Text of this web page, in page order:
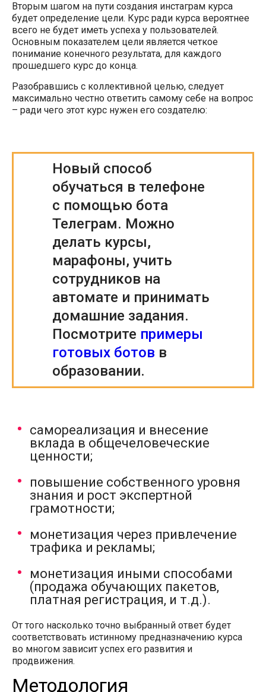
Вторым шагом на пути создания инстаграм курса
будет определение цели. Курс ради курса вероятнее
всего не будет иметь успеха у пользователей.
Основным показателем цели является четкое
понимание конечного результата, для каждого
прошедшего курс до конца.
Разобравшись с коллективной целью, следует
максимально честно ответить самому себе на вопрос
– ради чего этот курс нужен его создателю:
Новый способ
обучаться в телефоне
с помощью бота
Телеграм. Можно
делать курсы,
марафоны, учить
сотрудников на
автомате и принимать
домашние задания.
Посмотрите примеры
готовых ботов в
образовании.
самореализация и внесение
вклада в общечеловеческие
ценности;
повышение собственного уровня
знания и рост экспертной
грамотности;
монетизация через привлечение
трафика и рекламы;
монетизация иными способами
(продажа обучающих пакетов,
платная регистрация, и т.д.).
От того насколько точно выбранный ответ будет
соответствовать истинному предназначению курса
во многом зависит успех его развития и
продвижения.
Методология